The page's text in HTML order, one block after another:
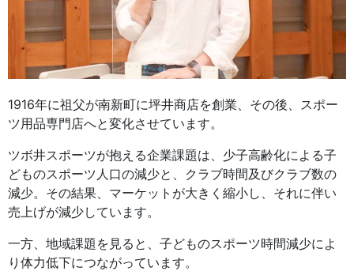
1916年に祖父が南新町に坪井商店を創業、その後、スポー
ツ用品専門店へと変化させています。
ツボ井スポーツが抱える企業課題は、少子高齢化による子
どものスポーツ人口の減少と、クラブ時間及びクラブ数の
減少。その結果、マーケットが大きく縮小し、それに伴い
売上げが減少しています。
一方、地域課題を見ると、子どものスポーツ時間減少によ
り体力低下につながっています。